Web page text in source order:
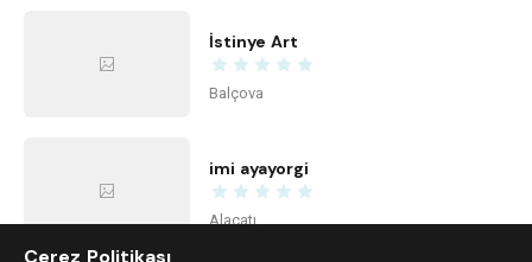
İstinye Art
Balçova
imi ayayorgi
Alaçatı
Çerez Politikası